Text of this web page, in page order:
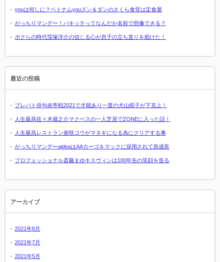
youは何しに？ベトナムyouズン＆ダンのさくら食堂は定食屋
がっちりマンデー！パキッテってなんだか名前で想像できる？
ボクらの時代窪塚洋介の信じる心が息子の立ち直りを助けた！
最近の投稿
プレバト俳句炎帝戦2021で才能あり一度の犬山紙子が下克上！
人生最高佐々木蔵之介マクベスの一人芝居でZONEに入った話！
人生最高レストラン柴咲コウがマタギになる為にクリアする事
がっちりマンデーaideaはAAカーゴをマックに採用されて急成長
プロフェッショナル斎藤まゆキスヴィンは100年先の笑顔を造る
アーカイブ
2021年8月
2021年7月
2021年5月